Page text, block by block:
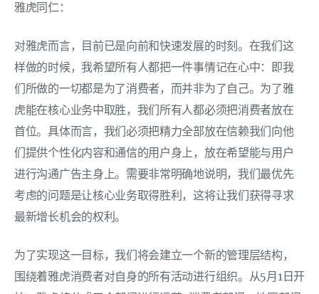
雅虎同仁：
对雅虎而言，目前已是向前和快速发展的时刻。在我们这
样做的时候，我希望所有人都把一件事情记在心中：即我
们所做的一切都是为了消费者，而并非为了自己。为了雅
虎能在核心业务中取胜，我们所有人都必须把消费者放在
首位。具体而言，我们必须把精力全部放在信赖我们向他
们提供个性化内容和通信的用户身上，放在希望能与用户
进行沟通广告主身上。需要非常明确地说明，我们最优先
考虑的问题是让核心业务取得胜利，这将让我们获得寻求
最新增长机会的权利。
为了实现这一目标，我们将会建立一个新的管理层结构，
围绕着雅虎消费者对自身的所有活动进行组织。从5月1日开